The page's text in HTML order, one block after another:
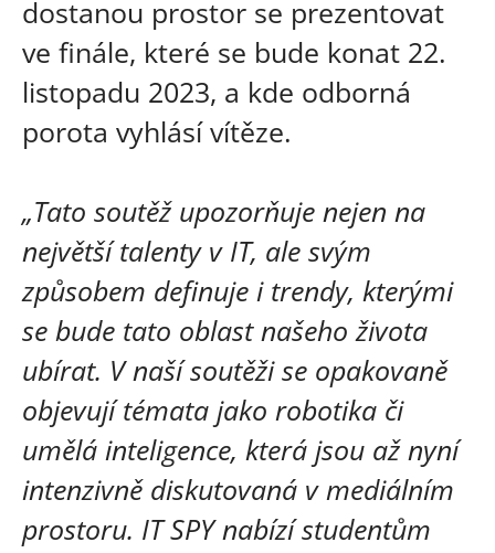
dostanou prostor se prezentovat
ve finále, které se bude konat 22.
listopadu 2023, a kde odborná
porota vyhlásí vítěze.
„Tato soutěž upozorňuje nejen na
největší talenty v IT, ale svým
způsobem definuje i trendy, kterými
se bude tato oblast našeho života
ubírat. V naší soutěži se opakovaně
objevují témata jako robotika či
umělá inteligence, která jsou až nyní
intenzivně diskutovaná v mediálním
prostoru. IT SPY nabízí studentům